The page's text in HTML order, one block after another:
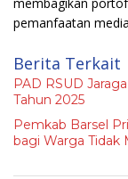
membagikan
pemanfaatan
Berita Terkait
PAD RSUD
Tahun 2025
Pemkab Barsel
bagi Warga Tidak